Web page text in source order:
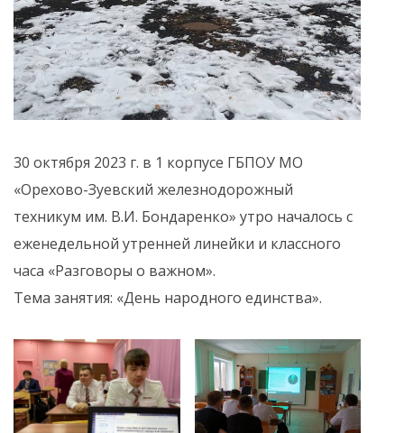
30 октября 2023 г. в 1 корпусе ГБПОУ МО
«Орехово-Зуевский железнодорожный
техникум им. В.И. Бондаренко» утро началось с
еженедельной утренней линейки и классного
часа «Разговоры о важном».
Тема занятия: «День народного единства».